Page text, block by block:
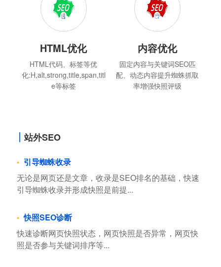
HTML优化
HTML代码、标签等优
化:H,alt,strong,title,span,titl
e等标签
内容优化
固定内容与关键词SEO匹
配、动态内容提升蜘蛛抓取
率增强快照评级
站外SEO
引导蜘蛛收录
无论是网页还是文章，收录是SEO排名的基础，快速
引导蜘蛛收录并形成快照是前提...
快照SEO诊断
快速诊断网页快照状态，网页快照是否异常，网页快
照是否参与关键词排序等...